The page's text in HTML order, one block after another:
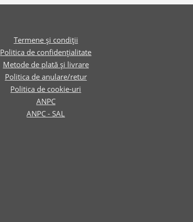
Termene și condiții
Politica de confidențialitate
Metode de plată și livrare
Politica de anulare/retur
Politica de cookie-uri
ANPC
ANPC - SAL